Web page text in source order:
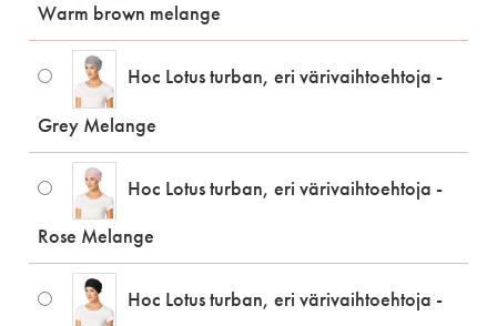
Warm brown melange
Hoc Lotus turban, eri värivaihtoehtoja -
Grey Melange
Hoc Lotus turban, eri värivaihtoehtoja -
Rose Melange
Hoc Lotus turban, eri värivaihtoehtoja -